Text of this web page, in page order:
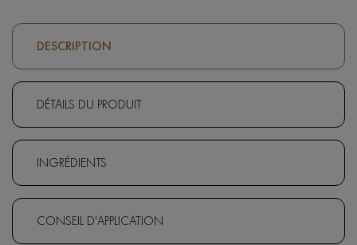
DESCRIPTION
DÉTAILS DU PRODUIT
INGRÉDIENTS
CONSEIL D'APPLICATION